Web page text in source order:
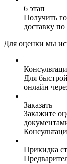
6 этап
Получить
доставку
Для оценки мы
Для
онлайн
Заказать
Закажите
Прикидка